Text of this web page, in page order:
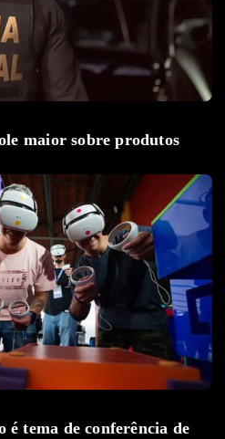
maior sobre produtos
é tema de conferência de